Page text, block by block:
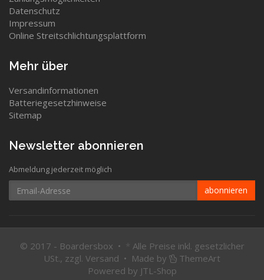
Datenschutz
Impressum
Online Streitschlichtungsplattform
Mehr über
Versandinformationen
Batteriegesetzhinweise
Sitemap
Newsletter abonnieren
Abmeldung jederzeit möglich
Email-
Adresse
abonnieren
© 2017 - Boardersbox • * Alle Preise inkl. gesetzlicher
USt., zzgl. Versand • Made by
ThemeArt
Powered by JTL-Shop